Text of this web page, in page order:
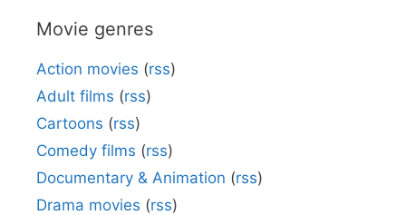
Movie genres
Action movies (rss)
Adult films (rss)
Cartoons (rss)
Comedy films (rss)
Documentary & Animation (rss)
Drama movies (rss)